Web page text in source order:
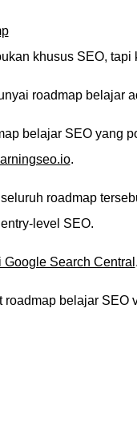
khusus SEO,
roadmap belajar
belajar SEO yang
.
roadmap
level SEO.
Search Central .
roadmap belajar SEO